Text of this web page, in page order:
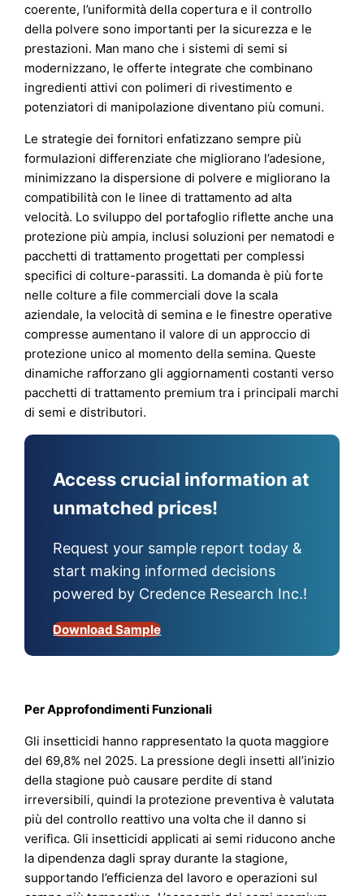
coerente, l’uniformità della copertura e il controllo
della polvere sono importanti per la sicurezza e le
prestazioni. Man mano che i sistemi di semi si
modernizzano, le offerte integrate che combinano
ingredienti attivi con polimeri di rivestimento e
potenziatori di manipolazione diventano più comuni.
Le strategie dei fornitori enfatizzano sempre più
formulazioni differenziate che migliorano l’adesione,
minimizzano la dispersione di polvere e migliorano la
compatibilità con le linee di trattamento ad alta
velocità. Lo sviluppo del portafoglio riflette anche una
protezione più ampia, inclusi soluzioni per nematodi e
pacchetti di trattamento progettati per complessi
specifici di colture-parassiti. La domanda è più forte
nelle colture a file commerciali dove la scala
aziendale, la velocità di semina e le finestre operative
compresse aumentano il valore di un approccio di
protezione unico al momento della semina. Queste
dinamiche rafforzano gli aggiornamenti costanti verso
pacchetti di trattamento premium tra i principali marchi
di semi e distributori.
Access crucial information at
unmatched prices!
Request your sample report today &
start making informed decisions
powered by Credence Research Inc.!
Download Sample
Per Approfondimenti Funzionali
Gli insetticidi hanno rappresentato la quota maggiore
del 69,8% nel 2025. La pressione degli insetti all’inizio
della stagione può causare perdite di stand
irreversibili, quindi la protezione preventiva è valutata
più del controllo reattivo una volta che il danno si
verifica. Gli insetticidi applicati ai semi riducono anche
la dipendenza dagli spray durante la stagione,
supportando l’efficienza del lavoro e operazioni sul